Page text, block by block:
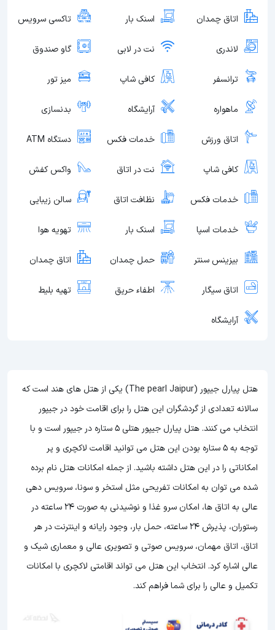
اتاق چمدان اسنک بار تاکسی سرویس
لاندری نت در لابی گاو صندوق
ترانسفر کافی شاپ میز تور
ماهواره آرایشگاه بدنسازی
اتاق ورزش خدمات فکس دستگاه ATM
کافی شاپ نت در اتاق واکس کفش
خدمات فکس نظافت اتاق سالن زیبایی
خدمات اسپا اسنک بار تهویه هوا
بیزینس سنتر حمل چمدان اتاق چمدان
اتاق سیگار اطفاء حریق تهیه بلیط
آرایشگاه
هتل پیارل جیپور (The pearl Jaipur) یکی از هتل های هند است که
سالانه تعدادی از گردشگران این هتل را برای اقامت خود در جیپور
انتخاب می کنند. هتل پیارل جیپور هتلی 5 ستاره در جیپور است و با
توجه به 5 ستاره بودن این هتل
می توانید اقامت لاکچری و پر
امکاناتی را در این هتل داشته باشید. از جمله امکانات هتل نام برده
شده می توان به امکانات تفریحی مثل استخر و سونا، سرویس دهی
عالی به اتاق ها، امکان سرو غذا و نوشیدنی به صورت 24 ساعته در
رستوران، پذیرش 24 ساعته، حمل بار، وجود رایانه و اینترنت در هر
اتاق، اتاق مهمان، سرویس صوتی و تصویری عالی و معماری شیک و
عالی اشاره کرد. انتخاب این هتل می تواند اقامتی لاکچری با امکانات
تکمیل و عالی را برای شما فراهم کند.